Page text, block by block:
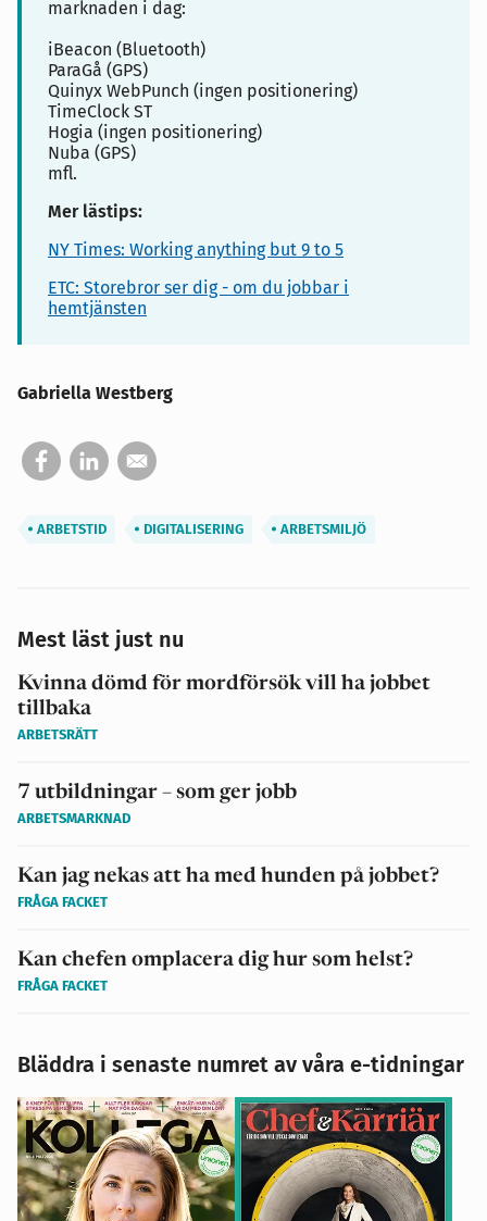
marknaden i dag:
iBeacon (Bluetooth)
ParaGå (GPS)
Quinyx WebPunch (ingen positionering)
TimeClock ST
Hogia (ingen positionering)
Nuba (GPS)
mfl.
Mer lästips:
NY Times: Working anything but 9 to 5
ETC: Storebror ser dig - om du jobbar i
hemtjänsten
Gabriella Westberg
ARBETSTID DIGITALISERING ARBETSMILJÖ
Mest läst just nu
Kvinna dömd för mordförsök vill ha jobbet
tillbaka
ARBETSRÄTT
7 utbildningar – som ger jobb
ARBETSMARKNAD
Kan jag nekas att ha med hunden på jobbet?
FRÅGA FACKET
Kan chefen omplacera dig hur som helst?
FRÅGA FACKET
Bläddra i senaste numret av våra e-tidningar